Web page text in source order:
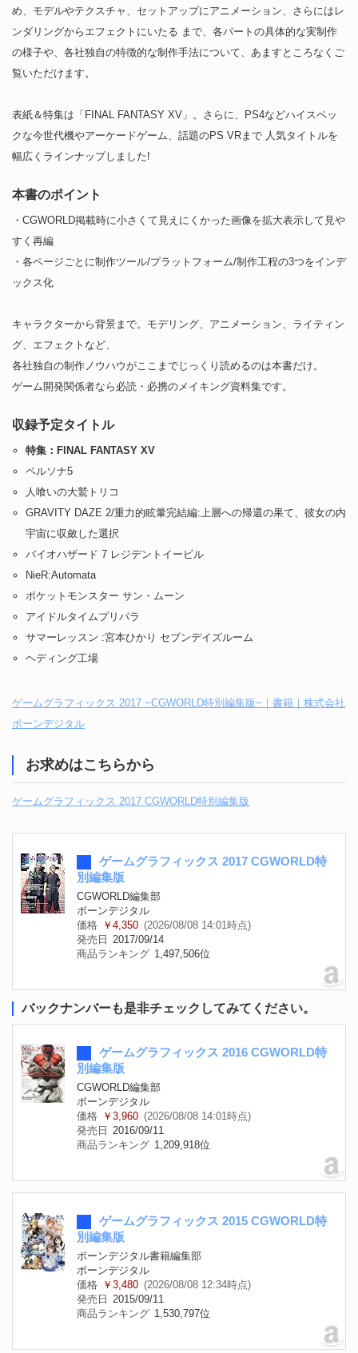
め、モデルやテクスチャ、セットアップにアニメーション、さらにはレ
ンダリングからエフェクトにいたる まで、各パートの具体的な実制作
の様子や、各社独自の特徴的な制作手法について、あますところなくご
覧いただけます。
表紙＆特集は「FINAL FANTASY XV」。さらに、PS4などハイスペッ
クな今世代機やアーケードゲーム、話題のPS VRまで 人気タイトルを
幅広くラインナップしました!
本書のポイント
・CGWORLD掲載時に小さくて見えにくかった画像を拡大表示して見や
すく再編
・各ページごとに制作ツール/プラットフォーム/制作工程の3つをインデ
ックス化
キャラクターから背景まで。モデリング、アニメーション、ライティン
グ、エフェクトなど、
各社独自の制作ノウハウがここまでじっくり読めるのは本書だけ。
ゲーム開発関係者なら必読・必携のメイキング資料集です。
収録予定タイトル
特集：FINAL FANTASY XV
ペルソナ5
人喰いの大鷲トリコ
GRAVITY DAZE 2/重力的眩暈完結編:上層への帰還の果て、彼女の内
宇宙に収斂した選択
バイオハザード 7 レジデントイービル
NieR:Automata
ポケットモンスター サン・ムーン
アイドルタイムプリパラ
サマーレッスン :宮本ひかり セブンデイズルーム
ヘディング工場
ゲームグラフィックス 2017 −CGWORLD特別編集版−｜書籍｜株式会社
ボーンデジタル
お求めはこちらから
ゲームグラフィックス 2017 CGWORLD特別編集版
ゲームグラフィックス 2017 CGWORLD特
別編集版
CGWORLD編集部
ボーンデジタル
価格
￥4,350 (2026/08/08 14:01時点)
発売日
2017/09/14
商品ランキング 1,497,506位
バックナンバーも是非チェックしてみてください。
ゲームグラフィックス 2016 CGWORLD特
別編集版
CGWORLD編集部
ボーンデジタル
価格
￥3,960 (2026/08/08 14:01時点)
発売日
2016/09/11
商品ランキング 1,209,918位
ゲームグラフィックス 2015 CGWORLD特
別編集版
ボーンデジタル書籍編集部
ボーンデジタル
価格
￥3,480 (2026/08/08 12:34時点)
発売日
2015/09/11
商品ランキング 1,530,797位